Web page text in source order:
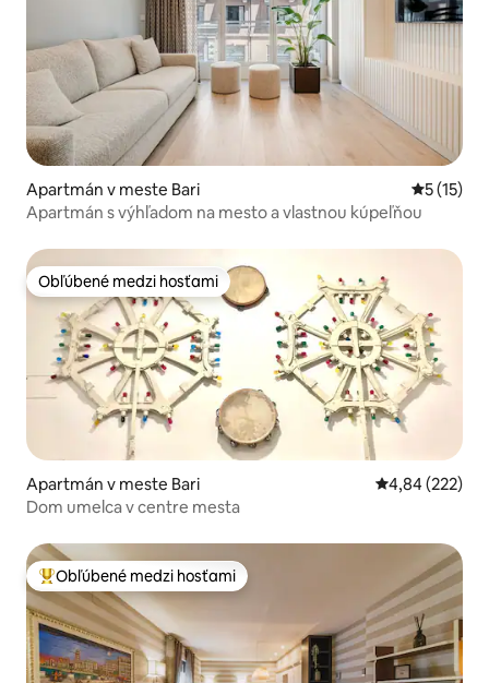
Apartmán v meste Bari
5 (15)
Apartmán s výhľadom na mesto a vlastnou kúpeľňou
Obľúbené medzi hosťami
Obľúbené medzi hosťami
Apartmán v meste Bari Priemerné
4,84 (222)
Dom umelca v centre mesta
Najobľúbenejšie medzi hosťami
Obľúbené medzi hosťami